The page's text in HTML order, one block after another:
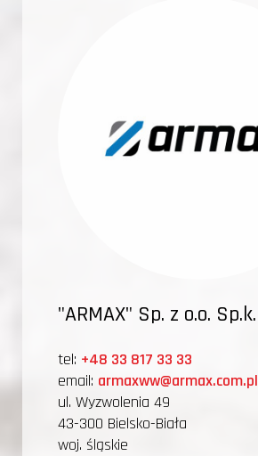
"ARMAX" Sp. z o.o. Sp.k.
tel: +48 33 817 33 33
email: armaxww@armax.com.pl
ul. Wyzwolenia 49
43-300 Bielsko-Biała
woj. śląskie